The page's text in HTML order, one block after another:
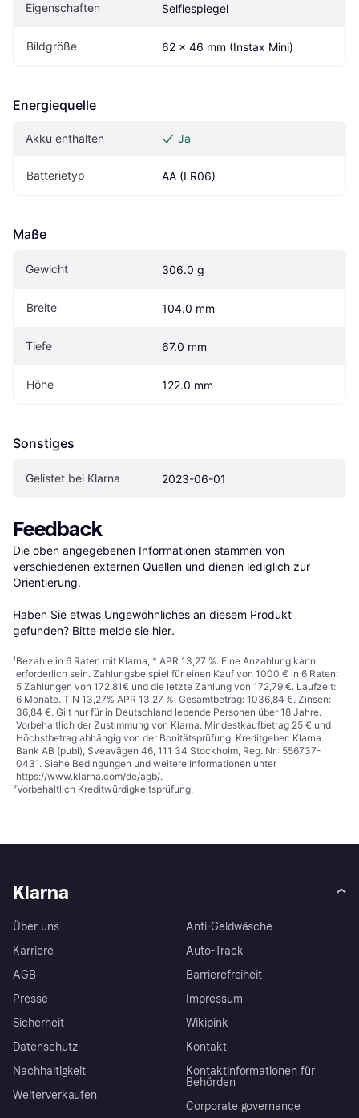
Eigen­schaften Selfiespiegel
Bildgröße 62 x 46 mm (Instax Mini)
Energiequelle
Akku enthalten Ja
Batterietyp AA (LR06)
Maße
Gewicht 306.0 g
Breite 104.0 mm
Tiefe 67.0 mm
Höhe 122.0 mm
Sonstiges
Gelistet bei Klarna 2023-06-01
Feedback
Die oben angegebenen Informationen stammen von
verschiedenen externen Quellen und dienen lediglich zur
Orientierung.
Haben Sie etwas Ungewöhnliches an diesem Produkt
gefunden? Bitte melde sie hier.
¹Bezahle in 6 Raten mit Klarna, * APR 13,27 %. Eine Anzahlung kann
erforderlich sein. Zahlungsbeispiel für einen Kauf von 1000 € in 6 Raten:
5 Zahlungen von 172,81€ und die letzte Zahlung von 172,79 €. Laufzeit:
6 Monate. TIN 13,27% APR 13,27 %. Gesamtbetrag: 1036,84 €. Zinsen:
36,84 €. Gilt nur für in Deutschland lebende Personen über 18 Jahre.
Vorbehaltlich der Zustimmung von Klarna. Mindestkaufbetrag 25 € und
Höchstbetrag abhängig von der Bonitätsprüfung. Kreditgeber: Klarna
Bank AB (publ), Sveavägen 46, 111 34 Stockholm, Reg. Nr.: 556737-
0431. Siehe Bedingungen und weitere Informationen unter
https://www.klarna.com/de/agb/.
²Vorbehaltlich Kreditwürdigkeitsprüfung.
Klarna
Über uns
Karriere
AGB
Presse
Sicherheit
Datenschutz
Nachhaltigkeit
Weiterverkaufen
Anti-Geldwäsche
Auto-Track
Barrierefreiheit
Impressum
Wikipink
Kontakt
Kontaktinformationen für
Behörden
Corporate governance